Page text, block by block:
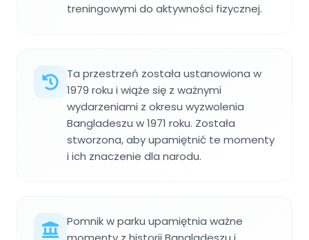
treningowymi do aktywności fizycznej.
Ta przestrzeń została ustanowiona w
1979 roku i wiąże się z ważnymi
wydarzeniami z okresu wyzwolenia
Bangladeszu w 1971 roku. Została
stworzona, aby upamiętnić te momenty
i ich znaczenie dla narodu.
Pomnik w parku upamiętnia ważne